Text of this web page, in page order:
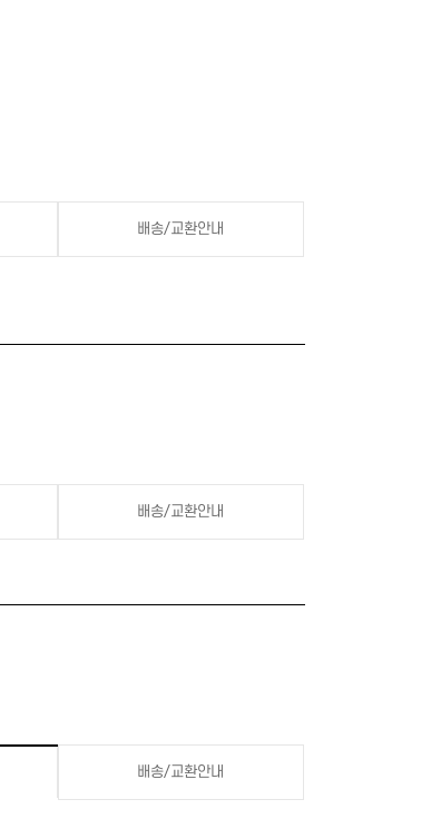
배송/교환안내
배송/교환안내
배송/교환안내